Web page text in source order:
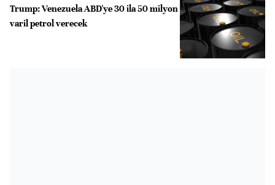
Trump: Venezuela ABD'ye 30 ila 50 milyon
varil petrol verecek